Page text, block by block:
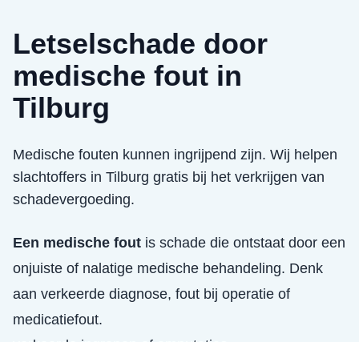
Letselschade door
medische fout in
Tilburg
Medische fouten kunnen ingrijpend zijn. Wij helpen
slachtoffers in Tilburg gratis bij het verkrijgen van
schadevergoeding.
Een medische fout is schade die ontstaat door een
onjuiste of nalatige medische behandeling. Denk
aan verkeerde diagnose, fout bij operatie of
medicatiefout.